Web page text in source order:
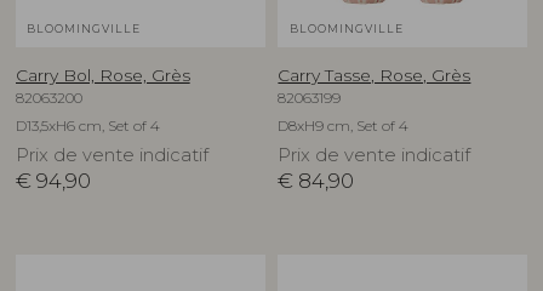
BLOOMINGVILLE
Carry Bol, Rose, Grès
82063200
D13,5xH6 cm, Set of 4
Prix de vente indicatif
€ 94,90
BLOOMINGVILLE
Carry Tasse, Rose, Grès
82063199
D8xH9 cm, Set of 4
Prix de vente indicatif
€ 84,90